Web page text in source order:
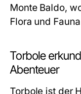
Monte Baldo,
Flora und
Torbole
Abenteuer
Torbole ist der